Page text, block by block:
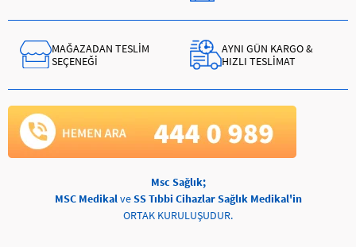
MAĞAZADAN TESLİM
SEÇENEĞİ
AYNI GÜN KARGO &
HIZLI TESLİMAT
Msc Sağlık;
MSC MedikalveSS Tıbbi Cihazlar Sağlık Medikal'in
ORTAK KURULUŞUDUR.